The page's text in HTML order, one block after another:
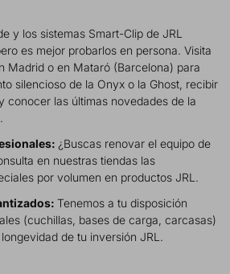
y los sistemas Smart-Clip de JRL
es mejor probarlos en persona. Visita
Madrid o en Mataró (Barcelona) para
silencioso de la Onyx o la Ghost, recibir
conocer las últimas novedades de la
¿Buscas renovar el equipo de
en nuestras tiendas las
por volumen en productos JRL.
Tenemos a tu disposición
(cuchillas, bases de carga, carcasas)
de tu inversión JRL.